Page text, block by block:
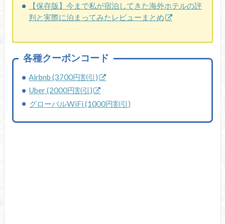
【保存版】今まで私が宿泊してきた海外ホテルの評
判と実際に泊まってみたレビューまとめ
各種クーポンコード
Airbnb (3700円割引)
Uber (2000円割引)
グローバルWiFi (1000円割引)